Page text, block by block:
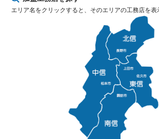
エリア名をクリックすると、そのエリアの工務店を表